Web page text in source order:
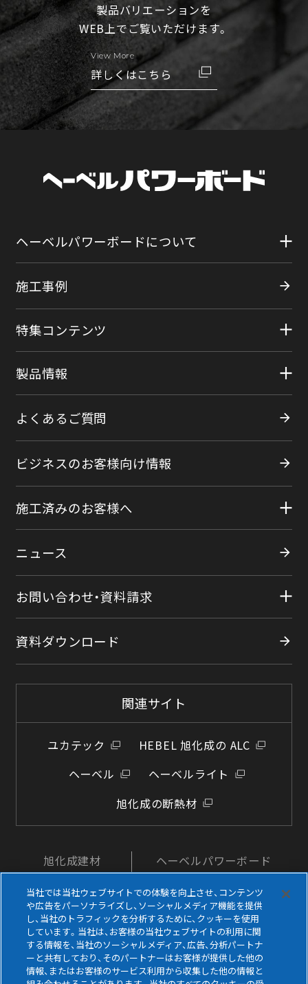
製品バリエーションを
WEB上でご覧いただけます。
View More
詳しくはこちら
ヘーベルパワーボードについて
施工事例
特集コンテンツ
製品情報
よくあるご質問
ビジネスのお客様向け情報
施工済みのお客様へ
ニュース
お問い合わせ・資料請求
資料ダウンロード
関連サイト
ユカテック
HEBEL 旭化成の ALC
ヘーベル
ヘーベルライト
旭化成の断熱材
旭化成建材
公式YouTube
ヘーベルパワーボード
公式Instagram
当社では当社ウェブサイトでの体験を向上させ、コンテンツ
や広告をパーソナライズし、ソーシャルメディア機能を提供
し、当社のトラフィックを分析するために、クッキーを使用
しています。当社は、お客様の当社ウェブサイトの利用に関
する情報を、当社のソーシャルメディア、広告、分析パートナ
ーと共有しており、そのパートナーはお客様が提供した他の
情報、またはお客様のサービス利用から収集した他の情報と